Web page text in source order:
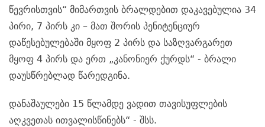
წევრისთვის“ მიმართვის ბრალდებით დაკავებულია 34
პირი, 7 პირს კი – მათ შორის პენიტენციურ
დაწესებულებაში მყოფ 2 პირს და საზღვარგარეთ
მყოფ 4 პირს და ერთ „კანონიერ ქურდს“ - ბრალი
დაუსწრებლად წარედგინა.
დანაშაულები 15 წლამდე ვადით თავისუფლების
აღკვეთას ითვალისწინებს“ - შსს.